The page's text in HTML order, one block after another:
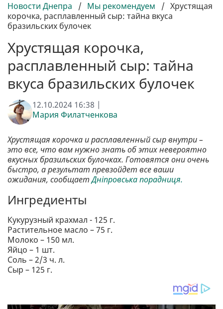
Новости Днепра / Мы рекомендуем / Хрустящая
корочка, расплавленный сыр: тайна вкуса
бразильских булочек
Хрустящая корочка,
расплавленный сыр: тайна
вкуса бразильских булочек
12.10.2024 16:38 |
Мария Филатченкова
Хрустящая корочка и расплавленный сыр внутри –
это все, что вам нужно знать об этих невероятно
вкусных бразильских булочках. Готовятся они очень
быстро, а результат превзойдет все ваши
ожидания, сообщаетДніпровська порадниця.
Ингредиенты
Кукурузный крахмал - 125 г.
Растительное масло – 75 г.
Молоко – 150 мл.
Яйцо – 1 шт.
Соль – 2/3 ч. л.
Сыр – 125 г.